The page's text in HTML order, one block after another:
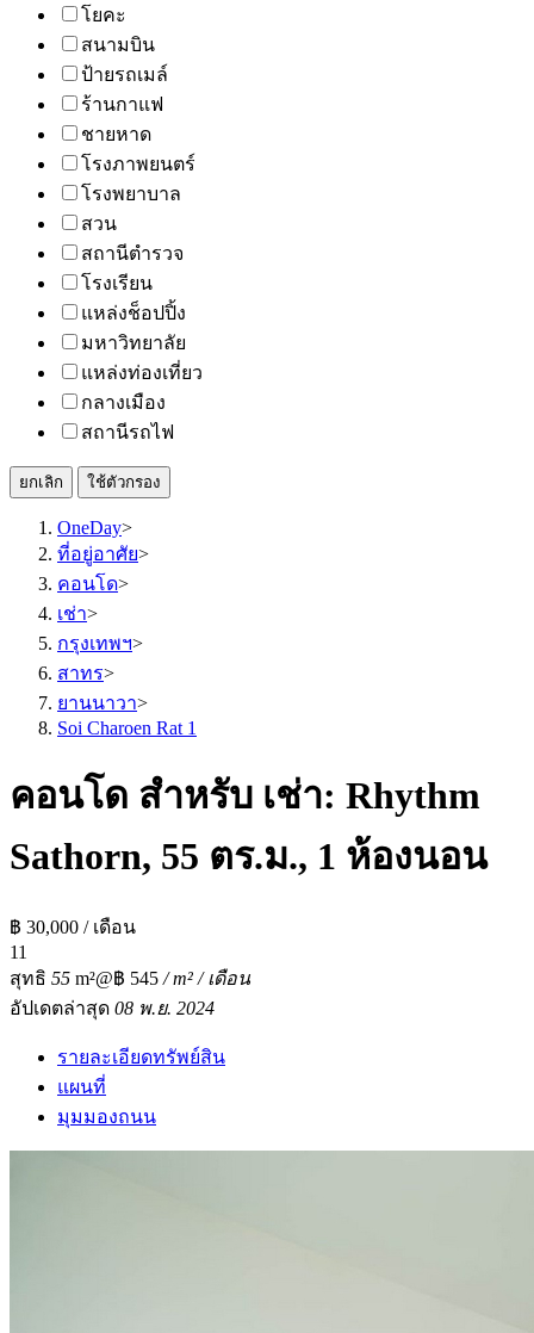
โยคะ
สนามบิน
ป้ายรถเมล์
ร้านกาแฟ
ชายหาด
โรงภาพยนตร์
โรงพยาบาล
สวน
สถานีตำรวจ
โรงเรียน
แหล่งช็อปปิ้ง
มหาวิทยาลัย
แหล่งท่องเที่ยว
กลางเมือง
สถานีรถไฟ
ยกเลิก ใช้ตัวกรอง
OneDay>
ที่อยู่อาศัย>
คอนโด>
เช่า>
กรุงเทพฯ>
สาทร>
ยานนาวา>
Soi Charoen Rat 1
คอนโด สำหรับ เช่า: Rhythm
Sathorn, 55 ตร.ม., 1 ห้องนอน
฿ 30,000 / เดือน
11
สุทธิ 55 m²@฿ 545 / m² / เดือน
อัปเดตล่าสุด 08 พ.ย. 2024
รายละเอียดทรัพย์สิน
แผนที่
มุมมองถนน